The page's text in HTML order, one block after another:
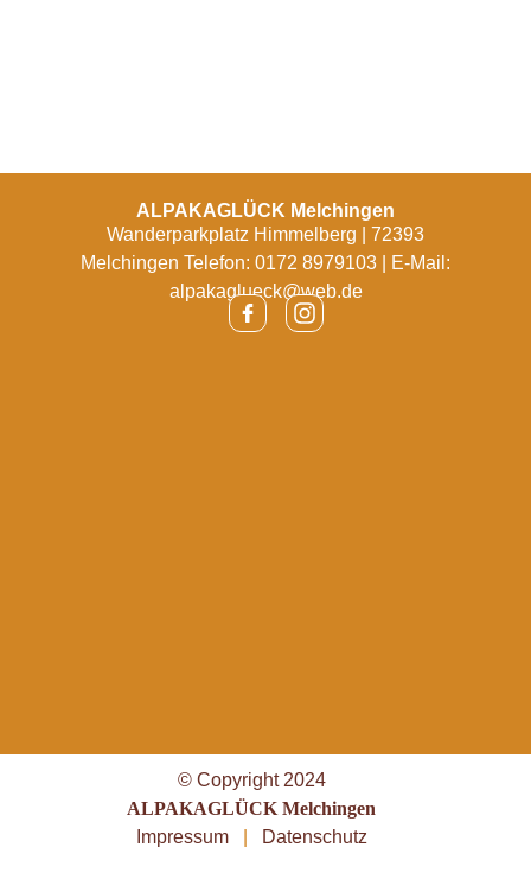
ALPAKAGLÜCK Melchingen
Wanderparkplatz Himmelberg | 72393
Melchingen Telefon: 0172 8979103 | E-Mail:
alpakaglueck@web.de
© Copyright 2024
ALPAKAGLÜCK Melchingen
Impressum
Datenschutz